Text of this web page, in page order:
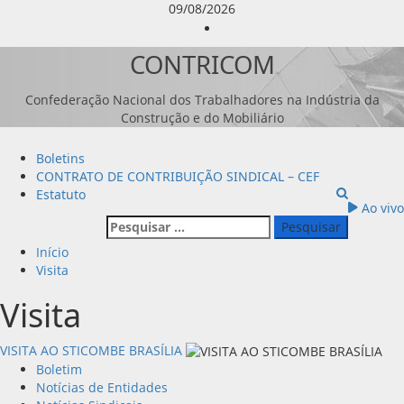
o
09/08/2026
CONTRICOM
Confederação Nacional dos Trabalhadores na Indústria da
Construção e do Mobiliário
Menu
principal
Boletins
CONTRATO DE CONTRIBUIÇÃO SINDICAL – CEF
Estatuto
Pesquisar
por:
Ao vivo
Início
Visita
Visita
VISITA AO STICOMBE BRASÍLIA
Boletim
Notícias de Entidades